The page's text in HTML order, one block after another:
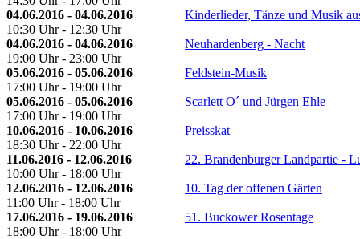
04.06.2016 - 04.06.2016
10:30 Uhr - 12:30 Uhr
Kinderlieder, Tänze und Musik
04.06.2016 - 04.06.2016
19:00 Uhr - 23:00 Uhr
Neuhardenberg - Nacht
05.06.2016 - 05.06.2016
17:00 Uhr - 19:00 Uhr
Feldstein-Musik
05.06.2016 - 05.06.2016
17:00 Uhr - 19:00 Uhr
Scarlett O´ und Jürgen Ehle
10.06.2016 - 10.06.2016
18:30 Uhr - 22:00 Uhr
Preisskat
11.06.2016 - 12.06.2016
10:00 Uhr - 18:00 Uhr
22. Brandenburger Landpartie -
12.06.2016 - 12.06.2016
11:00 Uhr - 18:00 Uhr
10. Tag der offenen Gärten
17.06.2016 - 19.06.2016
18:00 Uhr - 18:00 Uhr
51. Buckower Rosentage